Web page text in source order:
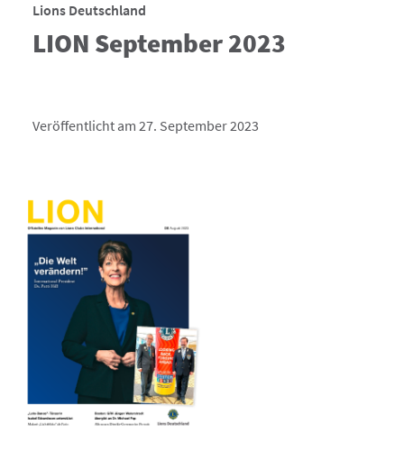
Lions Deutschland
LION September 2023
Veröffentlicht am 27. September 2023